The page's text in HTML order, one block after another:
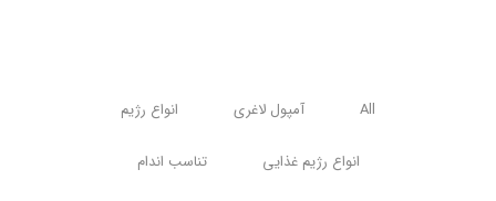
All آمپول لاغری انواع رژیم
انواع رژیم غذایی تناسب اندام